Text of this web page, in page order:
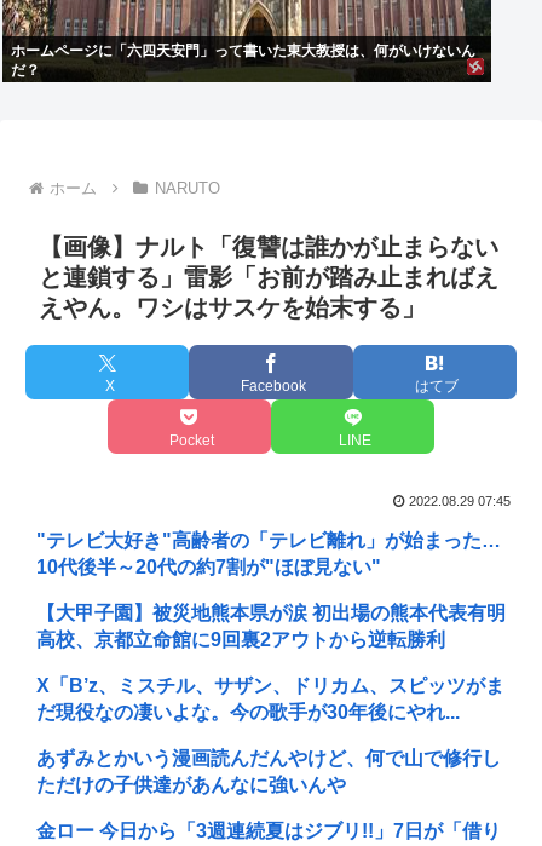
ホームページに「六四天安門」って書いた東大教授は、何がいけないん
だ？
ホーム NARUTO
【画像】ナルト「復讐は誰かが止まらない
と連鎖する」雷影「お前が踏み止まればえ
えやん。ワシはサスケを始末する」
X Facebook はてブ
Pocket LINE
2022.08.29 07:45
"テレビ大好き"高齢者の「テレビ離れ」が始まった…
10代後半～20代の約7割が"ほぼ見ない"
【大甲子園】被災地熊本県が涙 初出場の熊本代表有明
高校、京都立命館に9回裏2アウトから逆転勝利
X「B’z、ミスチル、サザン、ドリカム、スピッツがま
だ現役なの凄いよな。今の歌手が30年後にやれ...
あずみとかいう漫画読んだんやけど、何で山で修行し
ただけの子供達があんなに強いんや
金ロー 今日から「3週連続夏はジブリ!!」7日が「借り